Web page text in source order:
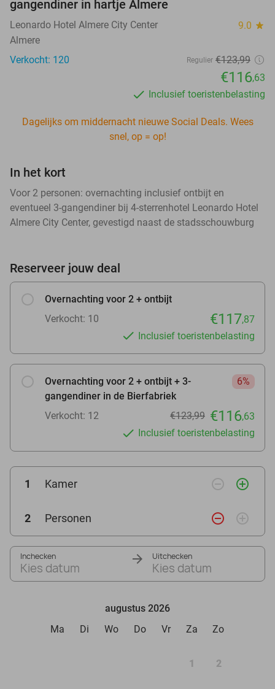
gangendiner in hartje Almere
Leonardo Hotel Almere City Center 9.0 star
Almere
Verkocht: 120
Regulier €123,99
€116,63
Inclusief toeristenbelasting
Dagelijks om middernacht nieuwe Social Deals. Wees
snel, op = op!
In het kort
Voor 2 personen: overnachting inclusief ontbijt en
eventueel 3-gangendiner bij 4-sterrenhotel Leonardo Hotel
Almere City Center, gevestigd naast de stadsschouwburg
Reserveer jouw deal
Overnachting voor 2 + ontbijt
Verkocht: 10
€117,87
Inclusief toeristenbelasting
Overnachting voor 2 + ontbijt + 3-
gangendiner in de Bierfabriek
6%
Verkocht: 12 €123,99 €116,63
Inclusief toeristenbelasting
1 Kamer remove_circle_outline add_circle_outline
2 Personen remove_circle_outline add_circle_outline
Inchecken
Kies datum
Uitchecken
Kies datum
augustus 2026
Ma
Di Wo Do Vr Za Zo
1 2